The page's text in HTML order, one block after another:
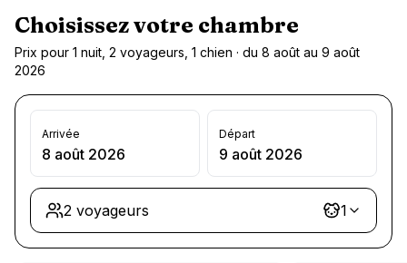
Choisissez votre chambre
Prix pour 1 nuit, 2 voyageurs, 1 chien · du 8 août au 9 août
2026
Arrivée
8 août 2026
Départ
9 août 2026
2 voyageurs 1